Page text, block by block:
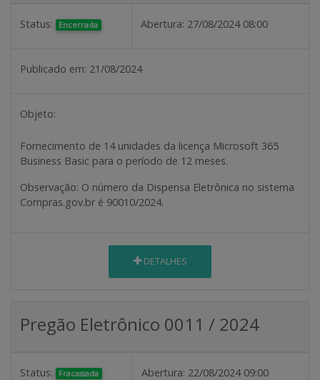
Status: Encerrada Abertura: 27/08/2024 08:00
Publicado em: 21/08/2024
Objeto:
Fornecimento de 14 unidades da licença Microsoft 365
Business Basic para o período de 12 meses.
Observação: O número da Dispensa Eletrônica no sistema
Compras.gov.br é 90010/2024.
DETALHES
Pregão Eletrônico 0011 / 2024
Status: Fracassada Abertura: 22/08/2024 09:00